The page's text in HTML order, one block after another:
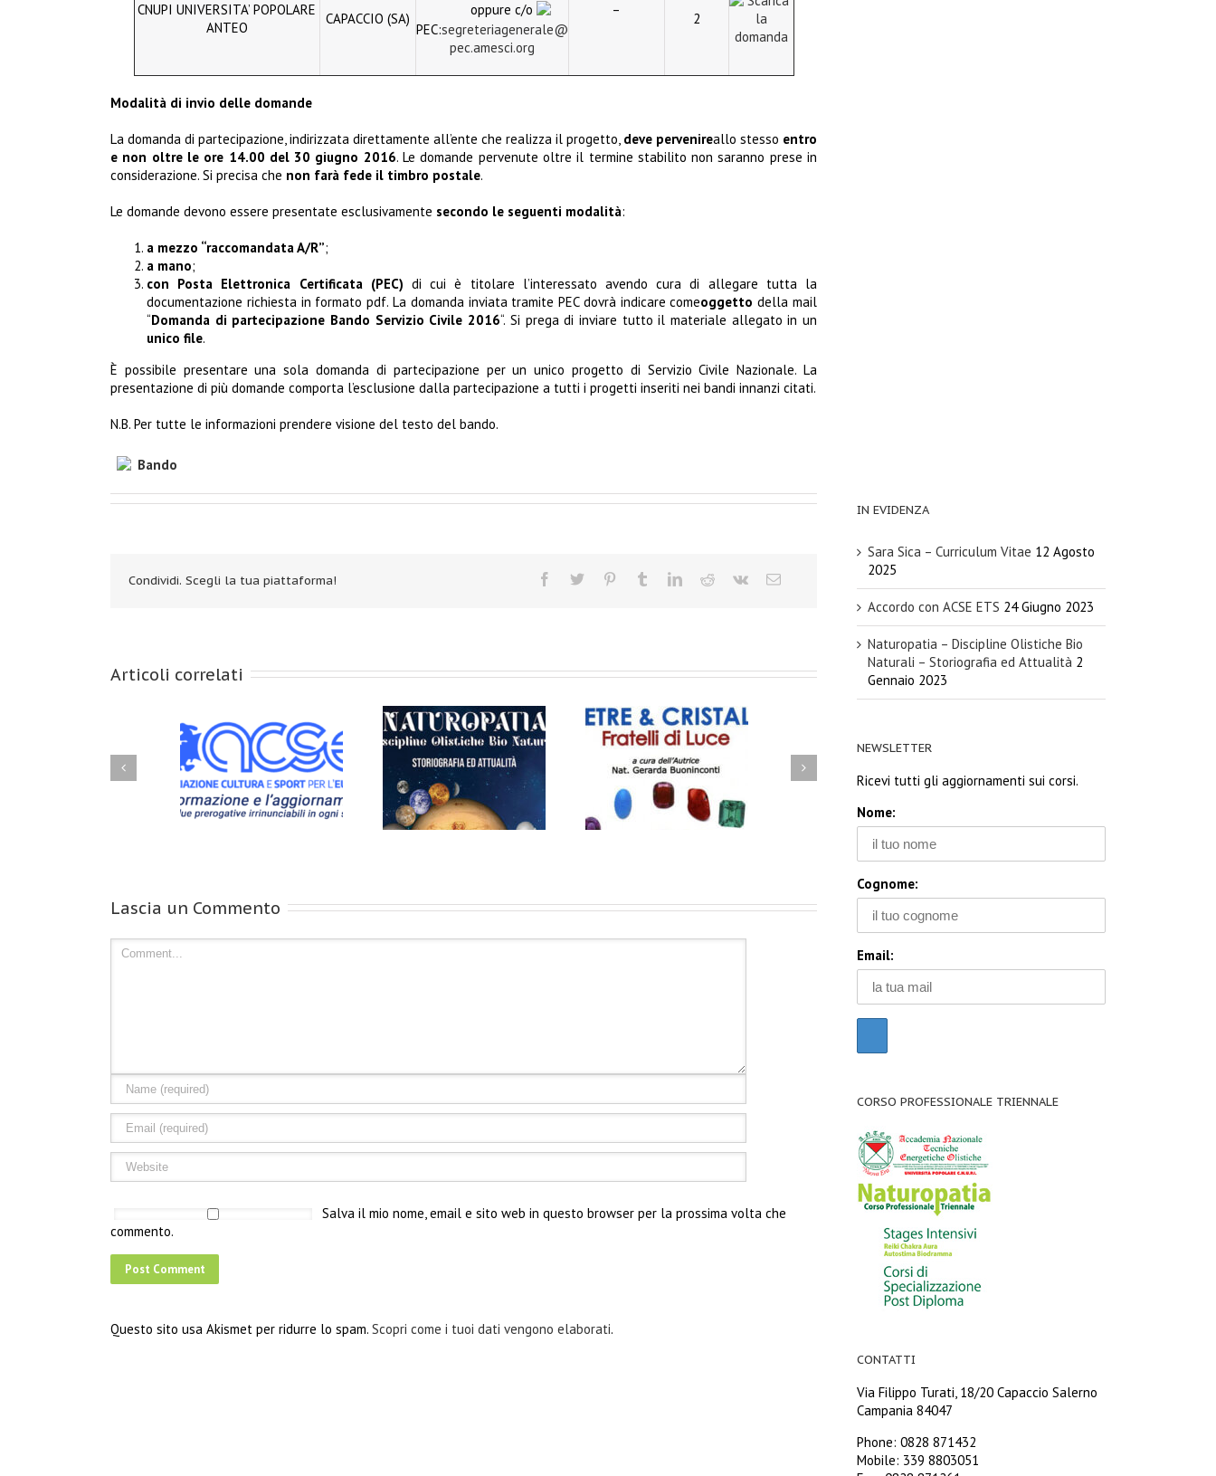
CNUPI UNIVERSITA’ POPOLARE
ANTEO
CAPACCIO (SA)
oppure c/o
PEC:segreteriagenerale@
pec.amesci.org
–
2
Modalità di invio delle domande
La domanda di partecipazione, indirizzata direttamente all’ente che realizza il progetto, deve pervenireallo stesso entro
e non oltre le ore 14.00 del 30 giugno 2016. Le domande pervenute oltre il termine stabilito non saranno prese in
considerazione. Si precisa che non farà fede il timbro postale.
Le domande devono essere presentate esclusivamente secondo le seguenti modalità:
a mezzo “raccomandata A/R”;
a mano;
con Posta Elettronica Certificata (PEC) di cui è titolare l’interessato avendo cura di allegare tutta la
documentazione richiesta in formato pdf. La domanda inviata tramite PEC dovrà indicare comeoggetto della mail
“Domanda di partecipazione Bando Servizio Civile 2016“. Si prega di inviare tutto il materiale allegato in un
unico file.
È possibile presentare una sola domanda di partecipazione per un unico progetto di Servizio Civile Nazionale. La
presentazione di più domande comporta l’esclusione dalla partecipazione a tutti i progetti inseriti nei bandi innanzi citati.
N.B. Per tutte le informazioni prendere visione del testo del bando.
Bando
Condividi. Scegli la tua piattaforma!
Articoli correlati
Naturopatia – Discipline
Olistiche Bio Naturali –
Storiografia ed Attualità
Pietre & Cristalli Fratelli
di Luce
IPNOSI BIOENERGETICA
OLISTICA EMOZIONALE
Atto d’Amore per il
Lascia un Commento
Salva il mio nome, email e sito web in questo browser per la prossima volta che
commento.
Questo sito usa Akismet per ridurre lo spam. Scopri come i tuoi dati vengono elaborati.
IN EVIDENZA
Sara Sica – Curriculum Vitae 12 Agosto
2025
Accordo con ACSE ETS 24 Giugno 2023
Naturopatia – Discipline Olistiche Bio
Naturali – Storiografia ed Attualità 2
Gennaio 2023
NEWSLETTER
Ricevi tutti gli aggiornamenti sui corsi.
Nome:
Cognome:
Email:
CORSO PROFESSIONALE TRIENNALE
CONTATTI
Via Filippo Turati, 18/20 Capaccio Salerno
Campania 84047
Phone: 0828 871432
Mobile: 339 8803051